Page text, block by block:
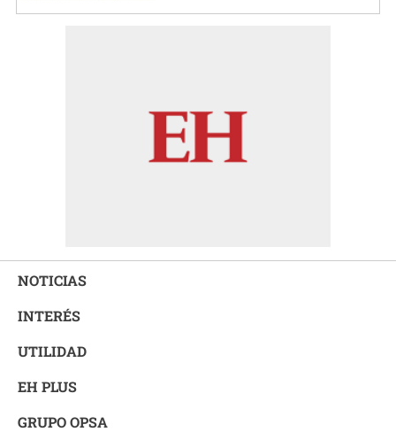
NOTICIAS
INTERÉS
UTILIDAD
EH PLUS
GRUPO OPSA